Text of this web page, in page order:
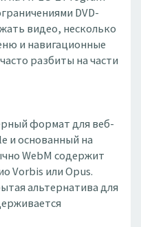
DVD-
видео, несколько
и навигационные
разбиты на части
формат для веб-
и основанный на
WebM содержит
Vorbis или Opus.
альтернатива для